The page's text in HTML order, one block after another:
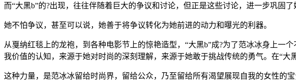
而“大黑b”的?出现，往往伴随着巨大的争议和讨论，但正是这些讨论，进一步巩固了
她不怕争议，甚至可以说，她善于将争议转化为她前进的动力和曝光的利器。
从戛纳红毯上的龙袍，到各种电影节上的惊艳造型，“大黑b”成?为了范冰冰身上一
我价值的认知，来源于她对时尚的深刻理解，来源于她敢于挑战传统的勇气。在“大
这种力量，是范冰冰留给时尚界，留给公众，乃至留给所有渴望展现自我的女性的宝